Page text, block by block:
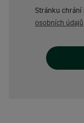
Stránku chrání
osobních údajů